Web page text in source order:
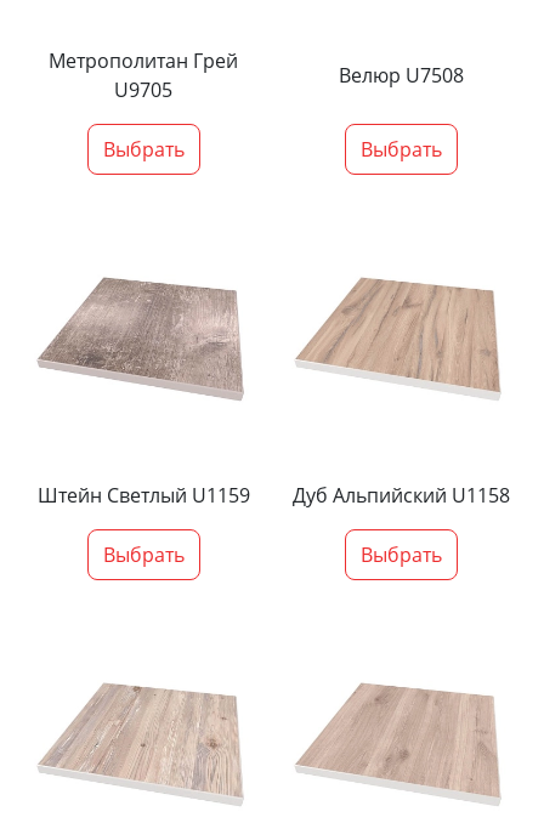
Метрополитан Грей
U9705
Выбрать
Велюр U7508
Выбрать
Штейн Светлый U1159
Выбрать
Дуб Альпийский U1158
Выбрать